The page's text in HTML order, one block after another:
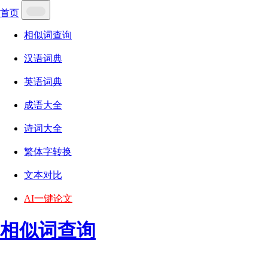
首页
相似词查询
汉语词典
英语词典
成语大全
诗词大全
繁体字转换
文本对比
AI一键论文
相似词查询